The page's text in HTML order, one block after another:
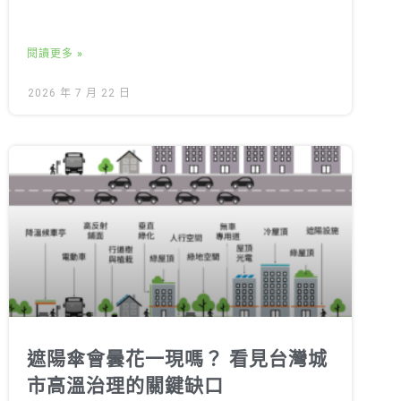
閱讀更多 »
2026 年 7 月 22 日
遮陽傘會曇花一現嗎？ 看見台灣城
市高溫治理的關鍵缺口